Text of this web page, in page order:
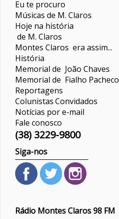
Eu te procuro
Músicas de M. Claros
Hoje na história
de M. Claros
Montes Claros era assim...
História
Memorial de João Chaves
Memorial de Fialho Pacheco
Reportagens
ColunistasConvidados
Notícias por e-mail
Fale conosco
(38) 3229-9800
Siga-nos
Rádio Montes Claros 98 FM